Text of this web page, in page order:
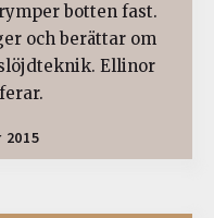
botten fast.
och berättar om
Ellinor
2015